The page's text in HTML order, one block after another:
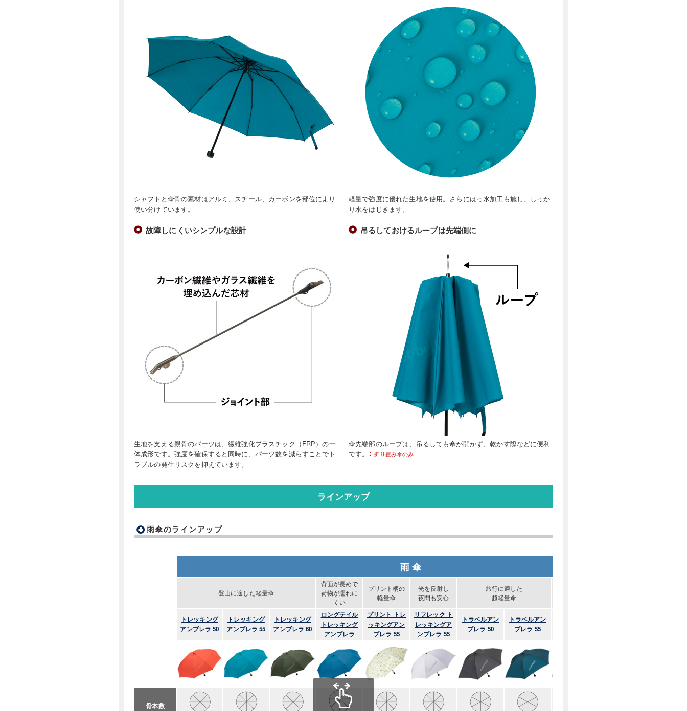
シャフトと傘骨の素材はアルミ、スチール、カーボンを部位により
使い分けています。
軽量で強度に優れた生地を使用。さらにはっ水加工も施し、しっか
り水をはじきます。
故障しにくいシンプルな設計
生地を支える親骨のパーツは、繊維強化プラスチック（FRP）の一
体成形です。強度を確保すると同時に、パーツ数を減らすことでト
ラブルの発生リスクを抑えています。
吊るしておけるループは先端側に
傘先端部のループは、吊るしても傘が開かず、乾かす際などに便利
です。
折り畳み傘のみ
ラインアップ
雨傘のラインアップ
雨 傘
登山に適した軽量傘
背面が長めで
荷物が濡れに
くい
プリント柄の
軽量傘
光を反射し
夜間も安心
旅行に適した
超軽量傘
トレッキング
アンブレラ 50
トレッキング
アンブレラ 55
トレッキング
アンブレラ 60
ロングテイル
トレッキング
アンブレラ
プリント トレ
ッキングアン
ブレラ 55
リフレック ト
レッキングア
ンブレラ 55
トラベルアン
ブレラ 50
トラベルアン
ブレラ 55
骨本数